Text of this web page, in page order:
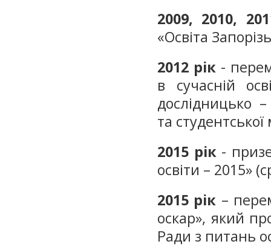
2009, 2010,
«Освіта
2012 рік-
в сучасній
дослідницько –
та
2015 рік-
освіти – 2015»
2015 рік –
оскар», який
Ради з питань